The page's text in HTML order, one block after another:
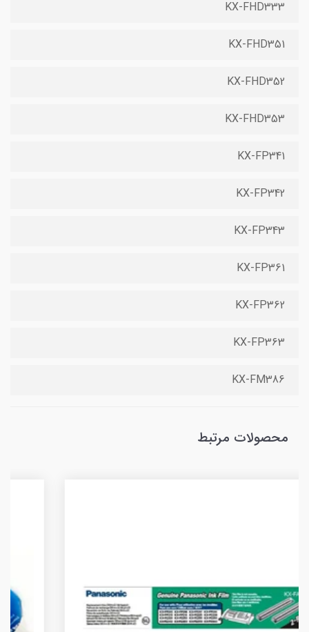
KX-FHD333
KX-FHD351
KX-FHD352
KX-FHD353
KX-FP341
KX-FP342
KX-FP343
KX-FP361
KX-FP362
KX-FP363
KX-FM386
محصولات مرتبط